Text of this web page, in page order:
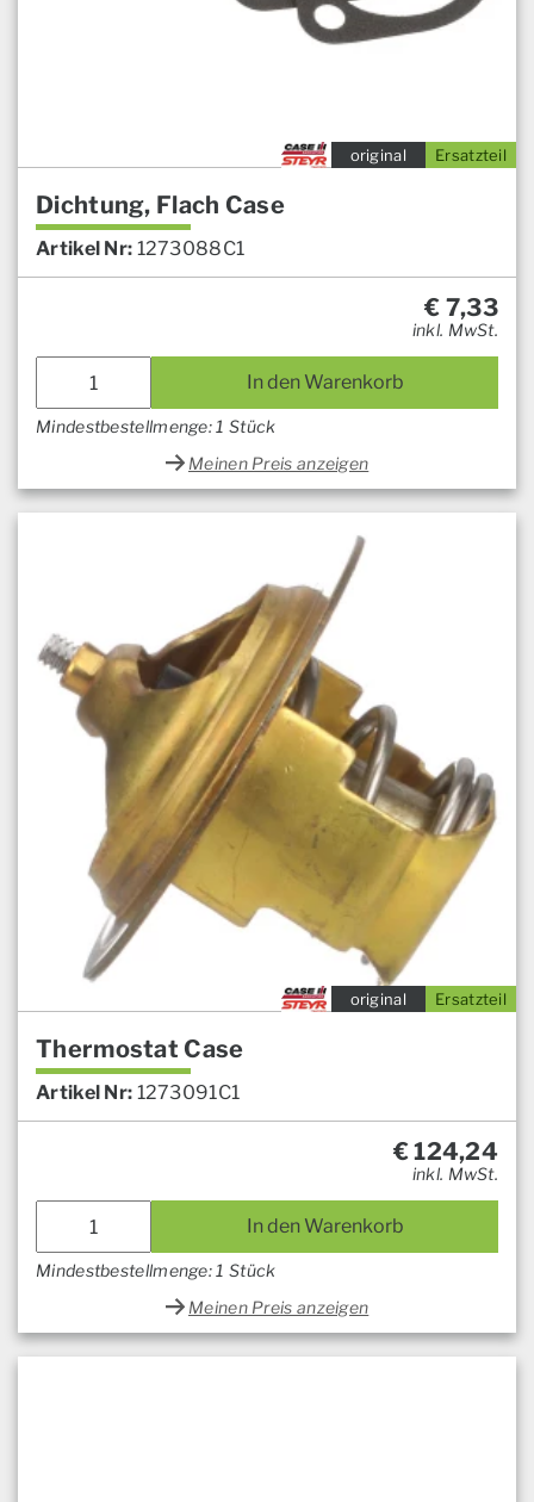
Ersatzteil
original
Dichtung, Flach Case
Artikel Nr: 1273088C1
€ 7,33
inkl. MwSt.
In den Warenkorb
Mindestbestellmenge: 1 Stück
Meinen Preis anzeigen
Ersatzteil
original
Thermostat Case
Artikel Nr: 1273091C1
€124,24
inkl. MwSt.
In den Warenkorb
Mindestbestellmenge: 1 Stück
Meinen Preis anzeigen